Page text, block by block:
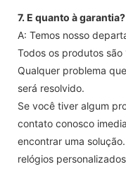
7. E quanto à garantia?
A: Temos nosso
Todos os produtos
Qualquer problema
será resolvido.
Se você tiver algum
contato conosco
encontrar uma
relógios